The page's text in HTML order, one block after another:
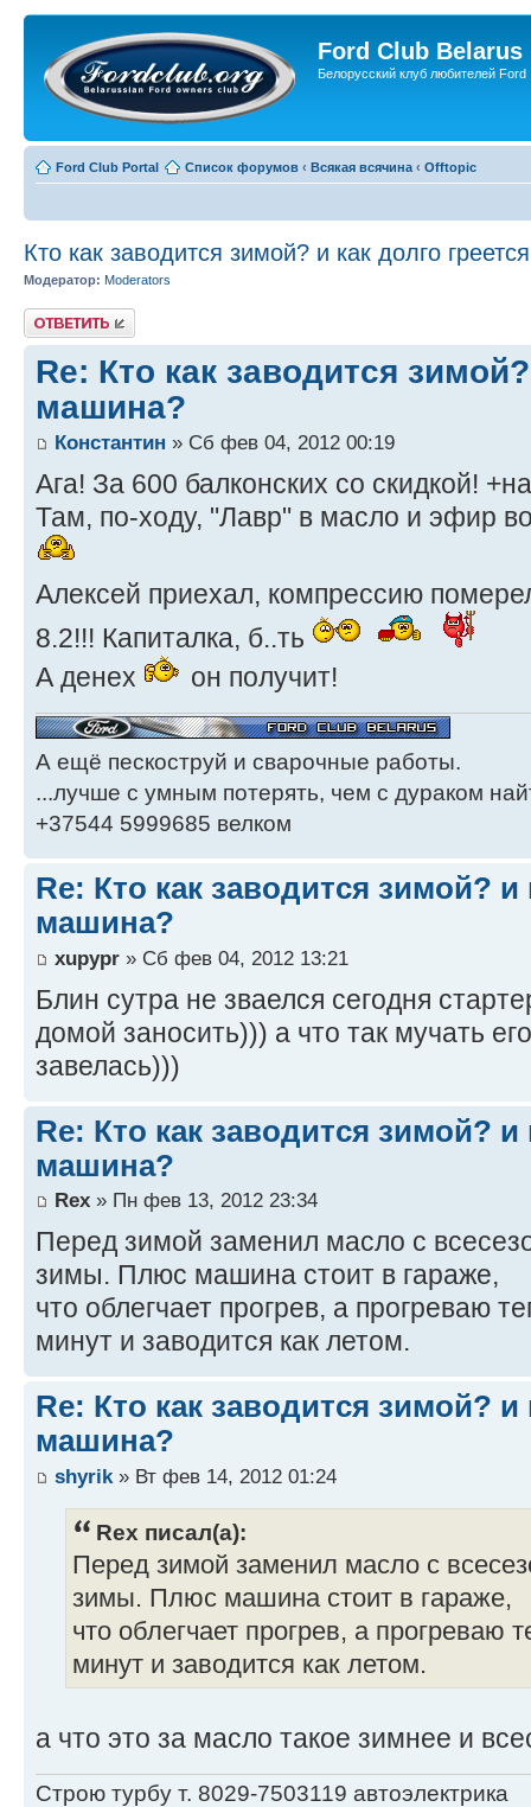
Ford Club Belarus
Белорусский клуб любителей Ford
Ford Club Portal Список форумов ‹ Всякая всячина ‹ Offtopic
Кто как заводится зимой? и как долго
Модератор: Moderators
Ответить
Re: Кто как заводится
машина?
Константин » Сб фев 04, 2012 00:19
Ага! За 600 балконских со скидкой!
Там, по-ходу, "Лавр" в масло и эфир
Алексей приехал, компрессию
8.2!!! Капиталка, б..ть
А денех
он получит!
А ещё пескоструй и сварочные работы.
...лучше с умным потерять, чем с дураком
+37544 5999685 велком
Re: Кто как заводится зимой? и
машина?
xupypr » Сб фев 04, 2012 13:21
Блин сутра не зваелся сегодня
домой заносить))) а что так мучать
завелась)))
Re: Кто как заводится зимой? и
машина?
Rex » Пн фев 13, 2012 23:34
Перед зимой заменил масло с
зимы. Плюс машина стоит в гараже,
что облегчает прогрев, а прогреваю
минут и заводится как летом.
Re: Кто как заводится зимой? и
машина?
shyrik » Вт фев 14, 2012 01:24
Rex писал(а):
Перед зимой заменил масло с
зимы. Плюс машина стоит в гараже,
что облегчает прогрев, а прогреваю
минут и заводится как летом.
а что это за масло такое зимнее и
Строю турбу т. 8029-7503119 автоэлектрика